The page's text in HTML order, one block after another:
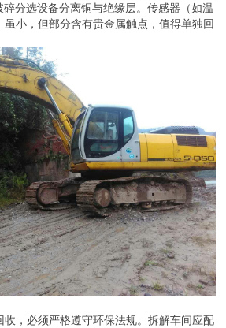
分选设备分离铜与绝缘层。传感器（如温
虽小，但部分含有贵金属触点，值得单独回
收，必须严格遵守环保法规。拆解车间应配